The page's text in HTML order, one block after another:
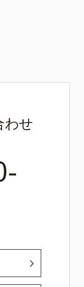
わせ